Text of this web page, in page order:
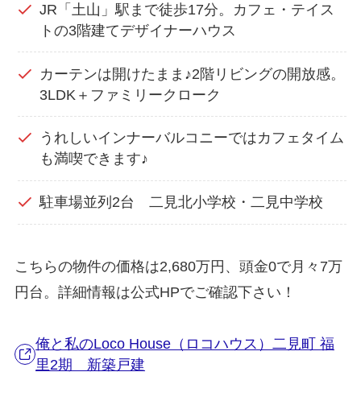
JR「土山」駅まで徒歩17分。カフェ・テイス
トの3階建てデザイナーハウス
カーテンは開けたまま♪2階リビングの開放感。
3LDK＋ファミリークローク
うれしいインナーバルコニーではカフェタイム
も満喫できます♪
駐車場並列2台 二見北小学校・二見中学校
こちらの物件の価格は2,680万円、頭金0で月々7万
円台。詳細情報は公式HPでご確認下さい！
俺と私のLoco House（ロコハウス）二見町 福
里2期 新築戸建